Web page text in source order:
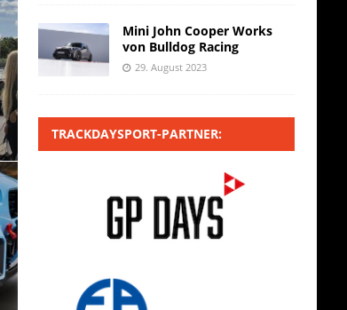
Mini John Cooper Works
von Bulldog Racing
29. August 2023
TRACKDAYSPORT-PARTNER: